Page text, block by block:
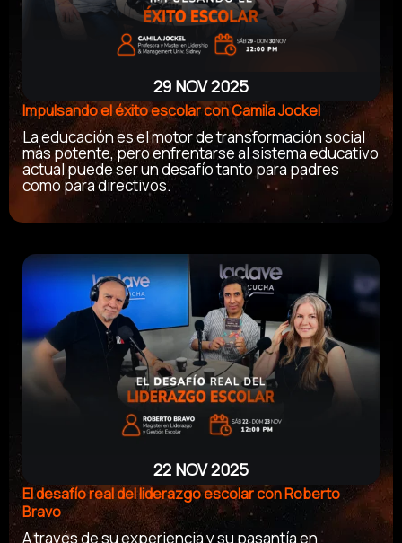
29 NOV 2025
Impulsando el éxito escolar con Camila Jockel
La educación es el motor de transformación social
más potente, pero enfrentarse al sistema educativo
actual puede ser un desafío tanto para padres
como para directivos.
22 NOV 2025
El desafío real del liderazgo escolar con Roberto
Bravo
A través de su experiencia y su pasantía en